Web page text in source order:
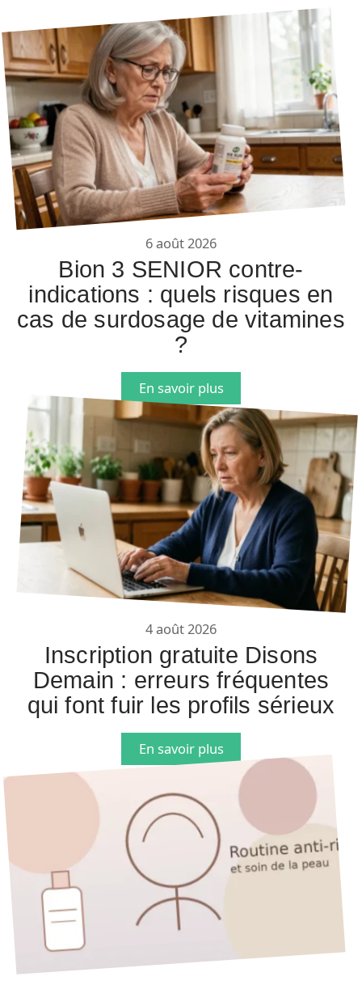
6 août 2026
Bion 3 SENIOR contre-
indications : quels risques en
cas de surdosage de vitamines
?
En savoir plus
4 août 2026
Inscription gratuite Disons
Demain : erreurs fréquentes
qui font fuir les profils sérieux
En savoir plus